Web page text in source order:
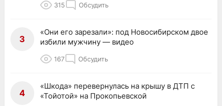
315 Обсудить
3
«Они его зарезали»: под Новосибирском двое
избили мужчину — видео
167 Обсудить
4
«Шкода» перевернулась на крышу в ДТП с
«Тойотой» на Прокопьевской